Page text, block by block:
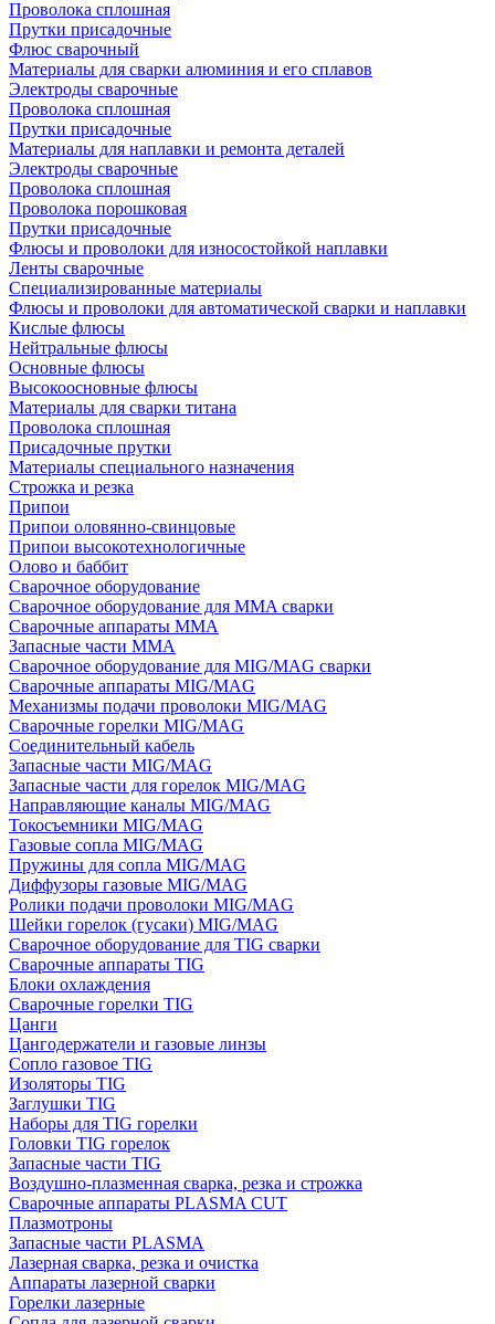
Проволока сплошная
Прутки присадочные
Флюс сварочный
Материалы для сварки алюминия и его сплавов
Электроды сварочные
Проволока сплошная
Прутки присадочные
Материалы для наплавки и ремонта деталей
Электроды сварочные
Проволока сплошная
Проволока порошковая
Прутки присадочные
Флюсы и проволоки для износостойкой наплавки
Ленты сварочные
Специализированные материалы
Флюсы и проволоки для автоматической сварки и наплавки
Кислые флюсы
Нейтральные флюсы
Основные флюсы
Высокоосновные флюсы
Материалы для сварки титана
Проволока сплошная
Присадочные прутки
Материалы специального назначения
Строжка и резка
Припои
Припои оловянно-свинцовые
Припои высокотехнологичные
Олово и баббит
Сварочное оборудование
Сварочное оборудование для MMA сварки
Сварочные аппараты MMA
Запасные части MMA
Сварочное оборудование для MIG/MAG сварки
Сварочные аппараты MIG/MAG
Механизмы подачи проволоки MIG/MAG
Сварочные горелки MIG/MAG
Соединительный кабель
Запасные части MIG/MAG
Запасные части для горелок MIG/MAG
Направляющие каналы MIG/MAG
Токосъемники MIG/MAG
Газовые сопла MIG/MAG
Пружины для сопла MIG/MAG
Диффузоры газовые MIG/MAG
Ролики подачи проволоки MIG/MAG
Шейки горелок (гусаки) MIG/MAG
Сварочное оборудование для TIG сварки
Сварочные аппараты TIG
Блоки охлаждения
Сварочные горелки TIG
Цанги
Цангодержатели и газовые линзы
Сопло газовое TIG
Изоляторы TIG
Заглушки TIG
Наборы для TIG горелки
Головки TIG горелок
Запасные части TIG
Воздушно-плазменная сварка, резка и строжка
Сварочные аппараты PLASMA CUT
Плазмотроны
Запасные части PLASMA
Лазерная сварка, резка и очистка
Аппараты лазерной сварки
Горелки лазерные